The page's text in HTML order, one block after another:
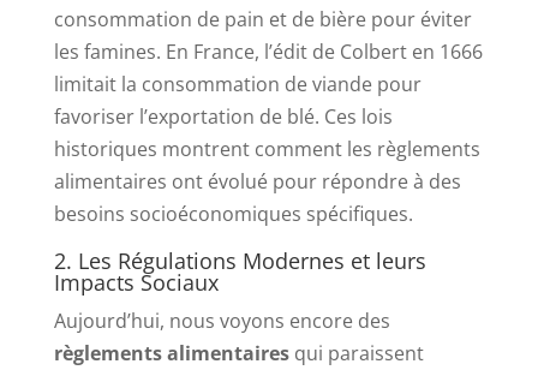
consommation de pain et de bière pour éviter
les famines. En France, l’édit de Colbert en 1666
limitait la consommation de viande pour
favoriser l’exportation de blé. Ces lois
historiques montrent comment les règlements
alimentaires ont évolué pour répondre à des
besoins socioéconomiques spécifiques.
2. Les Régulations Modernes et leurs
Impacts Sociaux
Aujourd’hui, nous voyons encore des
règlements alimentairesqui paraissent